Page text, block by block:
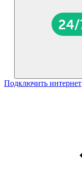
Подключить интернет